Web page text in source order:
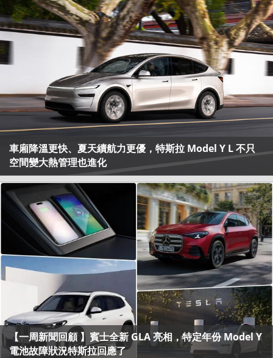
車廂降溫更快、夏天續航力更優，特斯拉 Model Y L 不只
空間變大熱管理也進化
【一周新聞回顧 】賓士全新 GLA 亮相，特定年份 Model Y
電池故障狀況特斯拉回應了